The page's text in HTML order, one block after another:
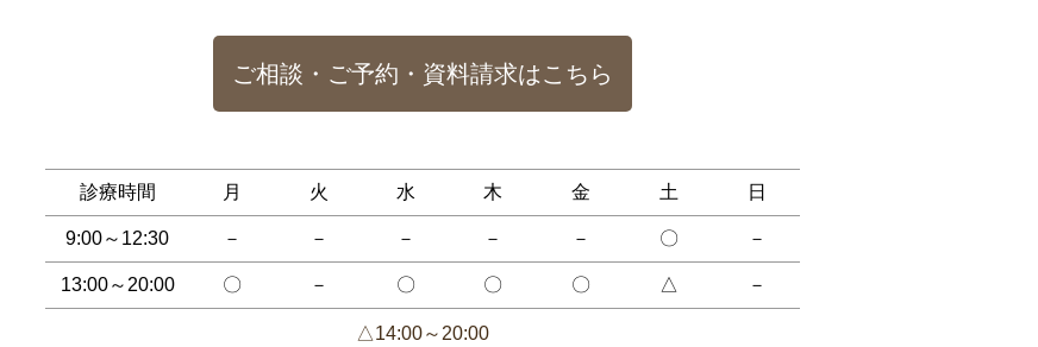
ご相談・ご予約・資料請求はこちら
診療時間 月 火 水 木 金 土 日
9:00～12:30 － － － － － 〇 －
13:00～20:00 〇 － 〇 〇 〇 △ －
△14:00～20:00